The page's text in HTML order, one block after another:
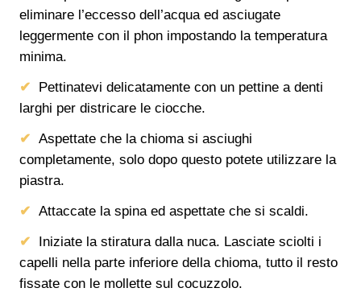
eliminare l’eccesso dell’acqua ed asciugate
leggermente con il phon impostando la temperatura
minima.
Pettinatevi delicatamente con un pettine a denti
larghi per districare le ciocche.
Aspettate che la chioma si asciughi
completamente, solo dopo questo potete utilizzare la
piastra.
Attaccate la spina ed aspettate che si scaldi.
Iniziate la stiratura dalla nuca. Lasciate sciolti i
capelli nella parte inferiore della chioma, tutto il resto
fissate con le mollette sul cocuzzolo.